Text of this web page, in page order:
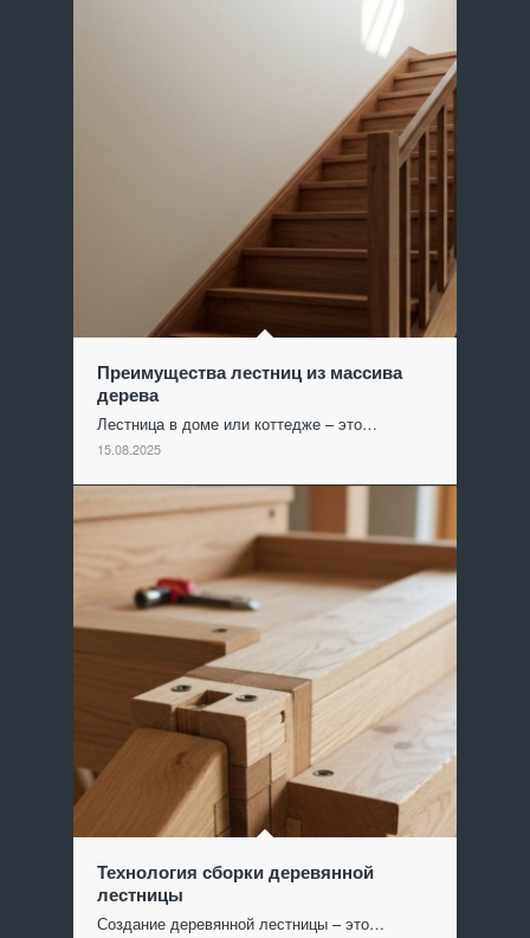
Преимущества лестниц из массива
дерева
Лестница в доме или коттедже – это…
15.08.2025
Технология сборки деревянной
лестницы
Создание деревянной лестницы – это…